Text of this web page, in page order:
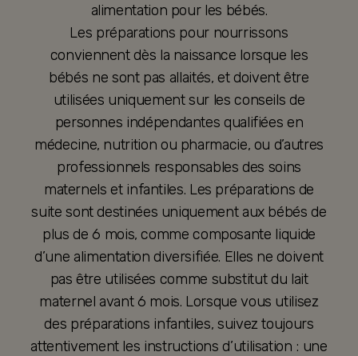
alimentation pour les bébés.
Les préparations pour nourrissons
conviennent dès la naissance lorsque les
bébés ne sont pas allaités, et doivent être
utilisées uniquement sur les conseils de
personnes indépendantes qualifiées en
médecine, nutrition ou pharmacie, ou d’autres
professionnels responsables des soins
maternels et infantiles. Les préparations de
suite sont destinées uniquement aux bébés de
plus de 6 mois, comme composante liquide
d’une alimentation diversifiée. Elles ne doivent
pas être utilisées comme substitut du lait
maternel avant 6 mois. Lorsque vous utilisez
des préparations infantiles, suivez toujours
attentivement les instructions d’utilisation : une